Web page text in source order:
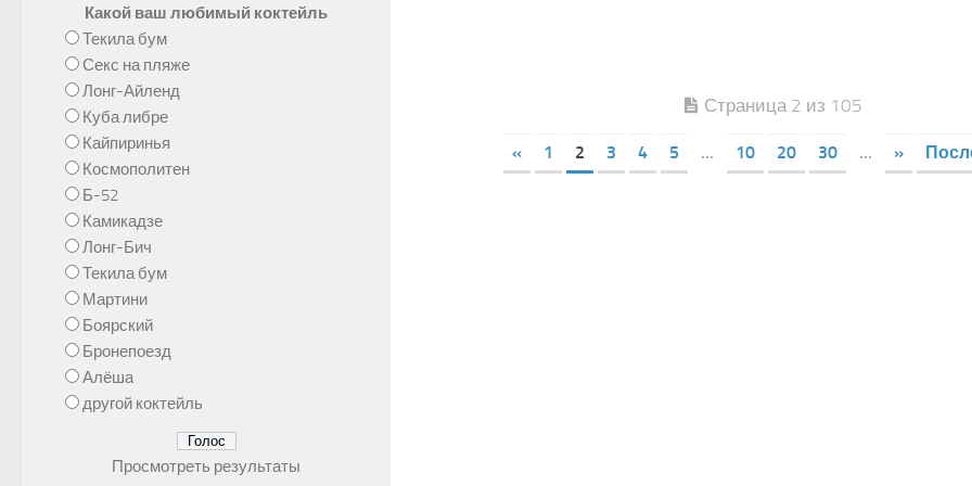
Страница 2 из 105
« 1 2 3 4 5 ... 10 20 30 ... »
Какой ваш любимый коктейль
Текила бум
Секс на пляже
Лонг-Айленд
Куба либре
Кайпиринья
Космополитен
Б-52
Камикадзе
Лонг-Бич
Текила бум
Мартини
Боярский
Бронепоезд
Алёша
другой коктейль
Просмотреть результаты